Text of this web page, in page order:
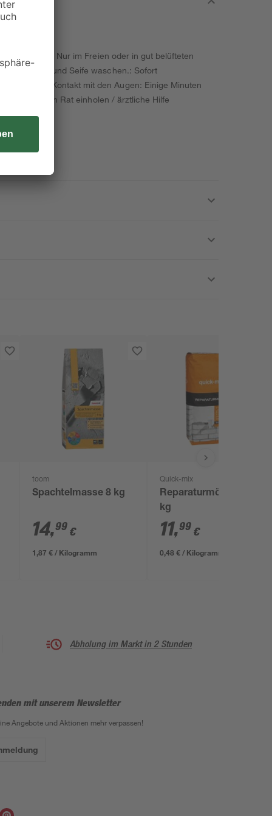
vermeiden. Nur im Freien oder in gut belüfteten
Wasser und Seife waschen.: Sofort
Bei Kontakt mit den Augen: Einige Minuten
Ärztlichen Rat einholen / ärztliche Hilfe
toom
Spachtelmasse 8 kg
14,99 €
1,87 € / Kilogramm
Quick-mix
Reparaturmörtel 25
kg
11,99 €
0,48 € / Kilogramm
Abholung im Markt in 2 Stunden
mit unserem Newsletter
Angebote und Aktionen mehr verpassen!